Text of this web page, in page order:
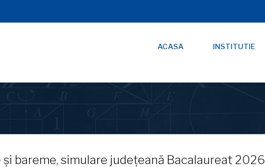
ACASA INSTITUTIE
bareme, simulare județeană Bacalaureat 2026